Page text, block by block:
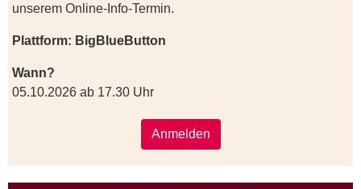
unserem Online-Info-Termin.
Plattform: BigBlueButton
Wann?
05.10.2026 ab 17.30 Uhr
Anmelden